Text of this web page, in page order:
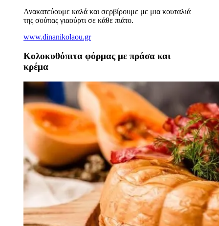
Ανακατεύουμε καλά και σερβίρουμε με μια κουταλιά
της σούπας γιαούρτι σε κάθε πιάτο.
www.dinanikolaou.gr
Κολοκυθόπιτα φόρμας με πράσα και
κρέμα